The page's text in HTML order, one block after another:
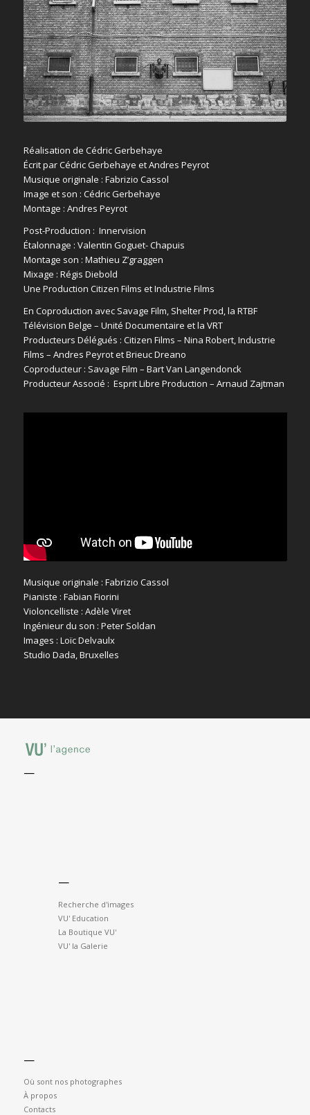
Réalisation de Cédric Gerbehaye
Écrit par Cédric Gerbehaye et Andres Peyrot
Musique originale : Fabrizio Cassol
Image et son : Cédric Gerbehaye
Montage : Andres Peyrot
Post-Production : Innervision
Étalonnage : Valentin Goguet- Chapuis
Montage son : Mathieu Z’graggen
Mixage : Régis Diebold
Une Production Citizen Films et Industrie Films
En Coproduction avec Savage Film, Shelter Prod, la RTBF
Télévision Belge – Unité Documentaire et la VRT
Producteurs Délégués : Citizen Films – Nina Robert, Industrie
Films – Andres Peyrot et Brieuc Dreano
Coproducteur : Savage Film – Bart Van Langendonck
Producteur Associé : Esprit Libre Production – Arnaud Zajtman
Musique originale : Fabrizio Cassol
Pianiste : Fabian Fiorini
Violoncelliste : Adèle Viret
Ingénieur du son : Peter Soldan
Images : Loïc Delvaulx
Studio Dada, Bruxelles
—
—
Recherche d'images
VU' Education
La Boutique VU'
VU' la Galerie
—
Où sont nos photographes
À propos
Contacts